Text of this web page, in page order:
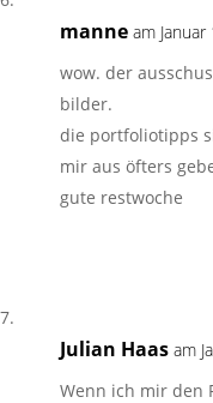
manne am
wow. der
bilder.
die portfoliotipps
mir aus öfters
gute restwoche
Julian Haas am
Wenn ich mir den